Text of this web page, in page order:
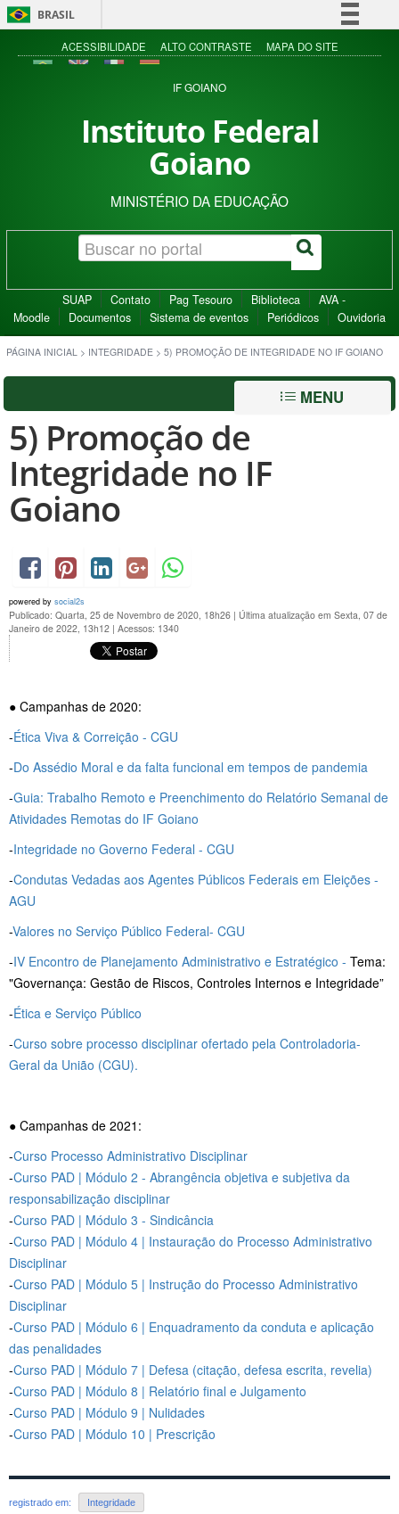
BRASIL
Simplifique!
Acesso à informação
ACESSIBILIDADE ALTO CONTRASTE MAPA DO SITE
IF GOIANO
Instituto Federal
Goiano
MINISTÉRIO DA EDUCAÇÃO
SUAP Contato Pag Tesouro Biblioteca
AVA -
Moodle
Documentos Sistema de eventos Periódicos Ouvidoria
PÁGINA INICIAL > INTEGRIDADE > 5) PROMOÇÃO DE INTEGRIDADE NO IF GOIANO
MENU
5) Promoção de
Integridade no IF
Goiano
powered by social2s
Publicado: Quarta, 25 de Novembro de 2020, 18h26 | Última atualização em Sexta, 07 de
Janeiro de 2022, 13h12 | Acessos: 1340
● Campanhas de 2020:
-Ética Viva & Correição - CGU
-Do Assédio Moral e da falta funcional em tempos de pandemia
-Guia: Trabalho Remoto e Preenchimento do Relatório Semanal de
Atividades Remotas do IF Goiano
-Integridade no Governo Federal - CGU
-Condutas Vedadas aos Agentes Públicos Federais em Eleições -
AGU
-Valores no Serviço Público Federal- CGU
-IV Encontro de Planejamento Administrativo e Estratégico - Tema:
"Governança: Gestão de Riscos, Controles Internos e Integridade”
-Ética e Serviço Público
-Curso sobre processo disciplinar ofertado pela Controladoria-
Geral da União (CGU).
● Campanhas de 2021:
-Curso Processo Administrativo Disciplinar
-Curso PAD | Módulo 2 - Abrangência objetiva e subjetiva da
responsabilização disciplinar
-Curso PAD | Módulo 3 - Sindicância
-Curso PAD | Módulo 4 | Instauração do Processo Administrativo
Disciplinar
-Curso PAD | Módulo 5 | Instrução do Processo Administrativo
Disciplinar
-Curso PAD | Módulo 6 | Enquadramento da conduta e aplicação
das penalidades
-Curso PAD | Módulo 7 | Defesa (citação, defesa escrita, revelia)
-Curso PAD | Módulo 8 | Relatório final e Julgamento
-Curso PAD | Módulo 9 | Nulidades
-Curso PAD | Módulo 10 | Prescrição
registrado em: Integridade